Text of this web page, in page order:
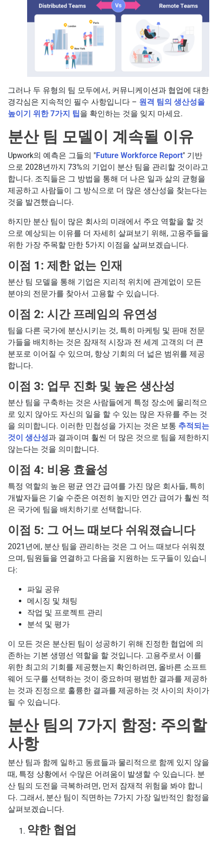
그러나 두 유형의 팀 모두에서, 커뮤니케이션과 협업에 대한
경각심은 지속적인 필수 사항입니다 – 원격 팀의 생산성을
높이기 위한 7가지 팁을 확인하는 것을 잊지 마세요.
분산 팀 모델이 계속될 이유
Upwork의 예측은 그들의 "Future Workforce Report" 기반
으로 2028년까지 73%의 기업이 분산 팀을 관리할 것이라고
합니다. 조직들은 그 방법을 통해 더 나은 일과 삶의 균형을
제공하고 사람들이 그 방식으로 더 많은 생산성을 찾는다는
것을 발견했습니다.
하지만 분산 팀이 많은 회사의 미래에서 주요 역할을 할 것
으로 예상되는 이유를 더 자세히 살펴보기 위해, 고용주들을
위한 가장 주목할 만한 5가지 이점을 살펴보겠습니다.
이점 1: 제한 없는 인재
분산 팀 모델을 통해 기업은 지리적 위치에 관계없이 모든
분야의 전문가를 찾아서 고용할 수 있습니다.
이점 2: 시간 프레임의 유연성
팀을 다른 국가에 분산시키는 것, 특히 마케팅 및 판매 전문
가들을 배치하는 것은 잠재적 시장과 전 세계 고객의 더 큰
분포로 이어질 수 있으며, 항상 기회의 더 넓은 범위를 제공
합니다.
이점 3: 업무 진화 및 높은 생산성
분산 팀을 구축하는 것은 사람들에게 특정 장소에 물리적으
로 있지 않아도 자신의 일을 할 수 있는 많은 자유를 주는 것
을 의미합니다. 이러한 민첩성을 가지는 것은 보통 추적되는
것이 생산성과 결과이며 훨씬 더 많은 것으로 팀을 제한하지
않는다는 것을 의미합니다.
이점 4: 비용 효율성
특정 역할의 높은 평균 연간 급여를 가진 많은 회사들, 특히
개발자들은 기술 수준은 여전히 높지만 연간 급여가 훨씬 적
은 국가에 팀을 배치하기로 선택합니다.
이점 5: 그 어느 때보다 쉬워졌습니다
2021년에, 분산 팀을 관리하는 것은 그 어느 때보다 쉬워졌
으며, 팀원들을 연결하고 다음을 지원하는 도구들이 있습니
다:
파일 공유
메시징 및 채팅
작업 및 프로젝트 관리
분석 및 평가
이 모든 것은 분산된 팀이 성공하기 위해 진정한 협업에 의
존하는 기본 생명선 역할을 할 것입니다. 고용주로서 이를
위한 최고의 기회를 제공했는지 확인하려면, 올바른 소프트
웨어 도구를 선택하는 것이 중요하며 평범한 결과를 제공하
는 것과 진정으로 훌륭한 결과를 제공하는 것 사이의 차이가
될 수 있습니다.
분산 팀의 7가지 함정: 주의할
사항
분산 팀과 함께 일하고 동료들과 물리적으로 함께 있지 않을
때, 특정 상황에서 수많은 어려움이 발생할 수 있습니다. 분
산 팀의 도전을 극복하려면, 먼저 잠재적 위험을 봐야 합니
다. 그래서, 분산 팀이 직면하는 7가지 가장 일반적인 함정을
살펴보겠습니다.
약한 협업